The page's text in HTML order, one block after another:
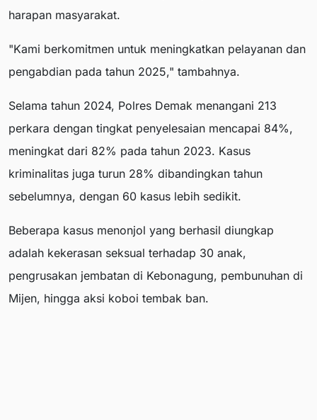
harapan masyarakat.
"Kami berkomitmen untuk meningkatkan pelayanan dan
pengabdian pada tahun 2025," tambahnya.
Selama tahun 2024, Polres Demak menangani 213
perkara dengan tingkat penyelesaian mencapai 84%,
meningkat dari 82% pada tahun 2023. Kasus
kriminalitas juga turun 28% dibandingkan tahun
sebelumnya, dengan 60 kasus lebih sedikit.
Beberapa kasus menonjol yang berhasil diungkap
adalah kekerasan seksual terhadap 30 anak,
pengrusakan jembatan di Kebonagung, pembunuhan di
Mijen, hingga aksi koboi tembak ban.